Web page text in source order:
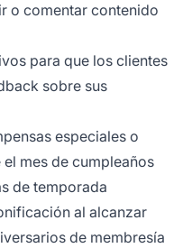
o comentar contenido
para que los clientes
sobre sus
especiales o
mes de cumpleaños
de temporada
al alcanzar
de membresía